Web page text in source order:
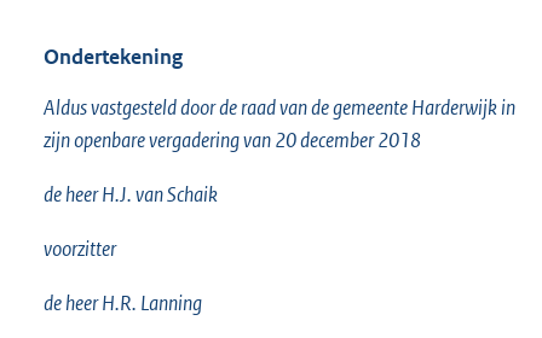
Ondertekening
Aldus vastgesteld door de raad van de gemeente Harderwijk in
zijn openbare vergadering van 20 december 2018
de heer H.J. van Schaik
voorzitter
de heer H.R. Lanning